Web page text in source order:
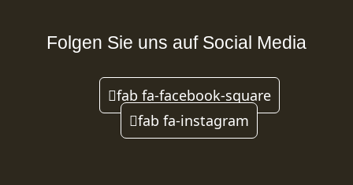
Folgen Sie uns auf Social Media
fab fa-facebook-square
fab fa-instagram